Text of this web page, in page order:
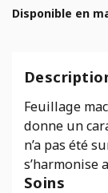
Disponible en
Feuillage
donne un
n’a pas été
s’harmonise
Soins